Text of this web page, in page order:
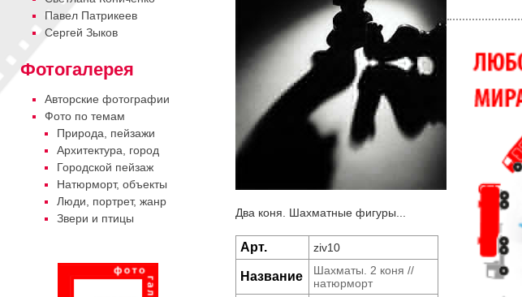
Павел Патрикеев
Сергей Зыков
Фотогалерея
Авторские фотографии
Фото по темам
Природа, пейзажи
Архитектура, город
Городской пейзаж
Натюрморт, объекты
Люди, портрет, жанр
Звери и птицы
Два коня. Шахматные фигуры...
Арт. ziv10
Название
Шахматы. 2 коня //
натюрморт